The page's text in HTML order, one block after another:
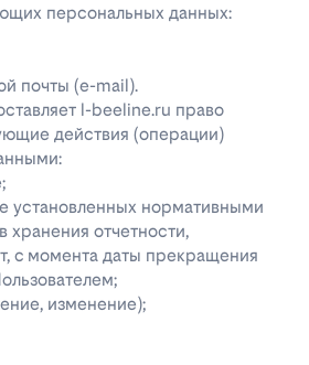
персональных данных:
почты (e-mail).
l-beeline.ru право
действия (операции)
установленных нормативными
хранения отчетности,
с момента даты прекращения
изменение);